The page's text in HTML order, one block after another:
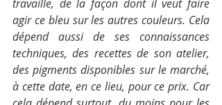
travaille, de la façon dont il veut faire
agir ce bleu sur les autres couleurs. Cela
dépend aussi de ses connaissances
techniques, des recettes de son atelier,
des pigments disponibles sur le marché,
à cette date, en ce lieu, pour ce prix. Car